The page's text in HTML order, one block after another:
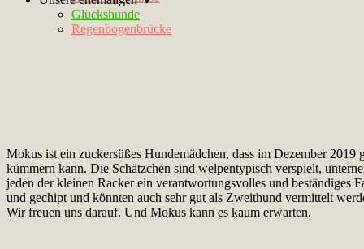
Glückshunde
Regenbogenbrücke
Mokus ist ein zuckersüßes Hundemädchen, dass im Dezember
kümmern kann. Die Schätzchen sind welpentypisch verspielt,
jeden der kleinen Racker ein verantwortungsvolles und beständiges
und gechipt und könnten auch sehr gut als Zweithund vermittelt
Wir freuen uns darauf. Und Mokus kann es kaum erwarten.